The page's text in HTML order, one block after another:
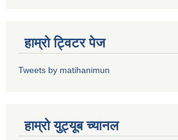
हाम्राे ट्विटर पेज
Tweets by matihanimun
हाम्रो युट्यूब च्यानल